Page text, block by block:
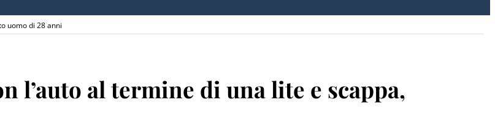
uomo di 28 anni
l’auto al termine di una lite e scappa,